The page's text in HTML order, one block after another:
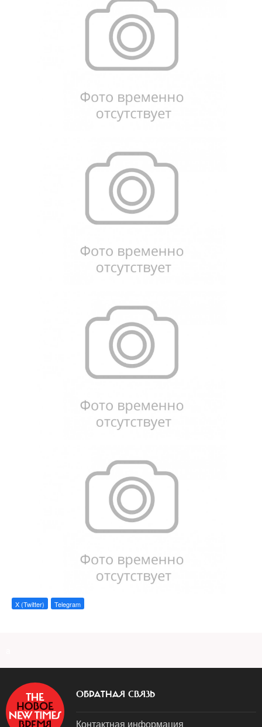
X (Twitter) Telegram
ОБРАТНАЯ СВЯЗЬ
Контактная информация